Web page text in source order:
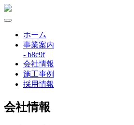
ホーム
事業案内
- b8c9f
会社情報
施工事例
採用情報
会社情報